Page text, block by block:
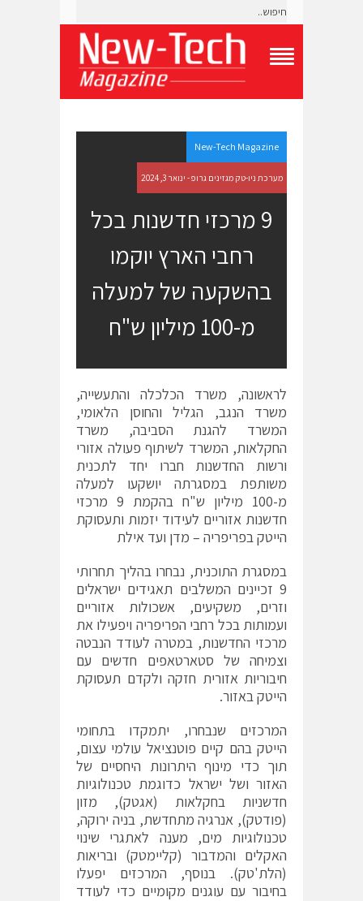
g
l
e
N
a
New-Tech Magazine
מערכת ניו-טק מגזינים גרופ - ינואר 3, 2024
9 מרכזי חדשנות בכל
רחבי הארץ יוקמו
בהשקעה של למעלה
מ-100 מיליון ש"ח
לראשונה, משרד הכלכלה והתעשייה,
משרד הנגב, הגליל והחוסן הלאומי,
המשרד להגנת הסביבה, משרד
החקלאות, המשרד לשיתוף פעולה אזורי
ורשות החדשנות חברו יחד לתכנית
משותפת במסגרתה יושקעו למעלה
מ-100 מיליון ש"ח בהקמת 9 מרכזי
חדשנות אזוריים לעידוד יזמות ותעסוקת
הייטק בפריפריה – מדן ועד אילת
במסגרת התוכנית, נבחרו בהליך תחרותי
9 זכיינים המשלבים תאגידים ישראלים
וזרים, משקיעים, אשכולות אזוריים
ועמותות בכל רחבי הפריפריה ויפעילו את
מרכזי החדשנות, במטרה לעודד הנבטה
וצמיחה של סטארטאפים חדשים עם
חיבוריות אזורית חזקה ולקדם תעסוקת
הייטק באזור.
המרכזים שנבחרו, יתמקדו בתחומי
הייטק בהם קיים פוטנציאל עולמי עצום,
תוך כדי מינוף היתרונות היחסיים של
האזור ושל ישראל כדוגמת טכנולוגיות
חדשניות בחקלאות (אגטק), מזון
(פודטק), אנרגיה מתחדשת, בניה ירוקה,
טכנולוגיות מים, מענה לאתגרי שינוי
האקלים והמדבור (קליימטק) ובריאות
(הלת'טק). בנוסף, המרכזים יפעלו
בחיבור עם עוגנים מקומיים כדי לעודד